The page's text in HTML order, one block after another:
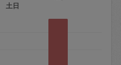
の設定について：
時間）の金額とスポット
土日